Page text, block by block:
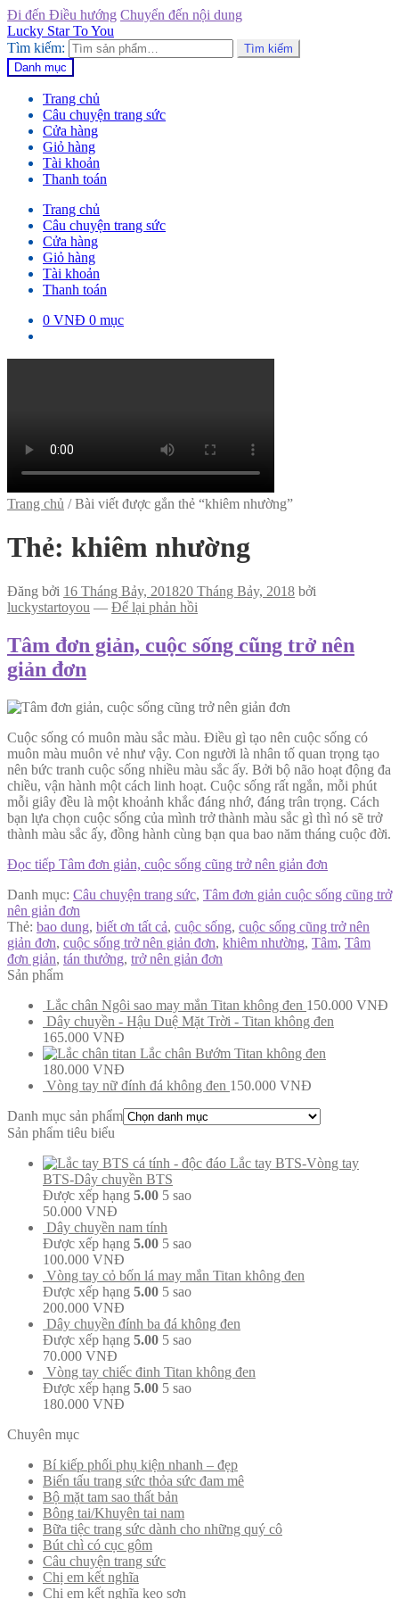
Đi đến Điều hướng Chuyển đến nội dung
Lucky Star To You
Tìm kiếm:
Tìm kiếm
Danh mục
Trang chủ
Câu chuyện trang sức
Cửa hàng
Giỏ hàng
Tài khoản
Thanh toán
Trang chủ
Câu chuyện trang sức
Cửa hàng
Giỏ hàng
Tài khoản
Thanh toán
0 VNĐ 0 mục
Trang chủ /Bài viết được gắn thẻ “khiêm nhường”
Thẻ: khiêm nhường
Đăng bởi 16 Tháng Bảy, 201820 Tháng Bảy, 2018 bởi
luckystartoyou — Để lại phản hồi
Tâm đơn giản, cuộc sống cũng trở nên
giản đơn
Cuộc sống có muôn màu sắc màu. Điều gì tạo nên cuộc sống có
muôn màu muôn vẻ như vậy. Con người là nhân tố quan trọng tạo
nên bức tranh cuộc sống nhiều màu sắc ấy. Bởi bộ não hoạt động đa
chiều, vận hành một cách linh hoạt. Cuộc sống rất ngắn, mỗi phút
mỗi giây đều là một khoảnh khắc đáng nhớ, đáng trân trọng. Cách
bạn lựa chọn cuộc sống của mình trở thành màu sắc gì thì nó sẽ trở
thành màu sắc ấy, đồng hành cùng bạn qua bao năm tháng cuộc đời.
Đọc tiếp Tâm đơn giản, cuộc sống cũng trở nên giản đơn
Danh mục: Câu chuyện trang sức, Tâm đơn giản cuộc sống cũng trở
nên giản đơn
Thẻ: bao dung, biết ơn tất cả, cuộc sống, cuộc sống cũng trở nên
giản đơn, cuộc sống trở nên giản đơn, khiêm nhường, Tâm, Tâm
đơn giản, tán thưởng, trở nên giản đơn
Sản phẩm
Lắc chân Ngôi sao may mắn Titan không đen 150.000 VNĐ
Dây chuyền - Hậu Duệ Mặt Trời - Titan không đen
165.000 VNĐ
Lắc chân Bướm Titan không đen
180.000 VNĐ
Vòng tay nữ đính đá không đen 150.000 VNĐ
Danh mục sản phẩm
Sản phẩm tiêu biểu
Lắc tay BTS-Vòng tay
BTS-Dây chuyền BTS
Được xếp hạng 5.00 5 sao
50.000 VNĐ
Dây chuyền nam tính
Được xếp hạng 5.00 5 sao
100.000 VNĐ
Vòng tay cỏ bốn lá may mắn Titan không đen
Được xếp hạng 5.00 5 sao
200.000 VNĐ
Dây chuyền đính ba đá không đen
Được xếp hạng 5.00 5 sao
70.000 VNĐ
Vòng tay chiếc đinh Titan không đen
Được xếp hạng 5.00 5 sao
180.000 VNĐ
Chuyên mục
Bí kiếp phối phụ kiện nhanh – đẹp
Biến tấu trang sức thỏa sức đam mê
Bộ mặt tam sao thất bản
Bông tai/Khuyên tai nam
Bữa tiệc trang sức dành cho những quý cô
Bút chì có cục gôm
Câu chuyện trang sức
Chị em kết nghĩa
Chị em kết nghĩa keo sơn